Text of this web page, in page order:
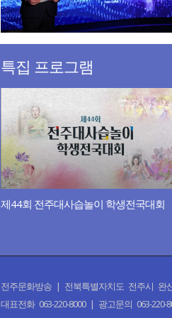
특집 프로그램
제44회 전주대사습놀이 학생전국대회
전주문화방송 | 전북특별자치도 전주시 완
대표전화 063-220-8000 | 광고문의 063-